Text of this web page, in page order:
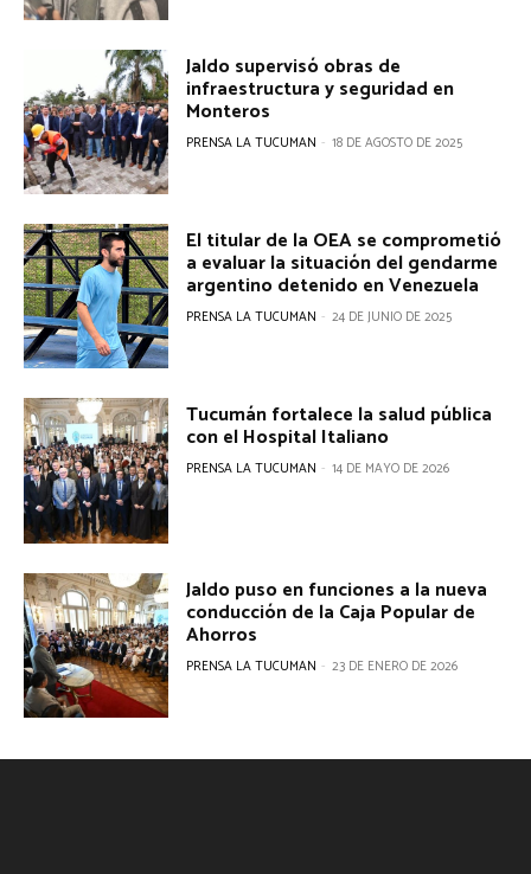
Jaldo supervisó obras de
infraestructura y seguridad en
Monteros
PRENSA LA TUCUMAN - 18 DE AGOSTO DE 2025
El titular de la OEA se comprometió
a evaluar la situación del gendarme
argentino detenido en Venezuela
PRENSA LA TUCUMAN - 24 DE JUNIO DE 2025
Tucumán fortalece la salud pública
con el Hospital Italiano
PRENSA LA TUCUMAN - 14 DE MAYO DE 2026
Jaldo puso en funciones a la nueva
conducción de la Caja Popular de
Ahorros
PRENSA LA TUCUMAN - 23 DE ENERO DE 2026